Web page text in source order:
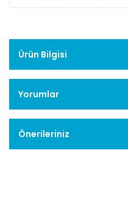
Ürün Bilgisi
Yorumlar
Önerileriniz